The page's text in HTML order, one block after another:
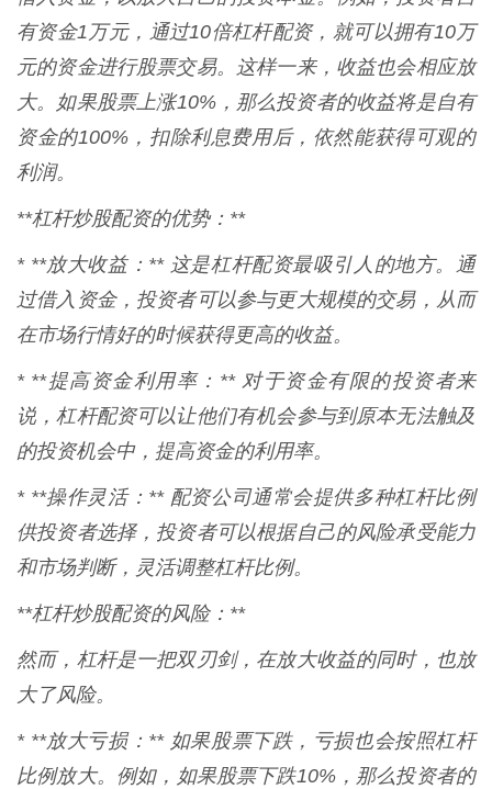
有资金1万元，通过10倍杠杆配资，就可以拥有10万
元的资金进行股票交易。这样一来，收益也会相应放
大。如果股票上涨10%，那么投资者的收益将是自有
资金的100%，扣除利息费用后，依然能获得可观的
利润。
**杠杆炒股配资的优势：**
* **放大收益：** 这是杠杆配资最吸引人的地方。通
过借入资金，投资者可以参与更大规模的交易，从而
在市场行情好的时候获得更高的收益。
* **提高资金利用率：** 对于资金有限的投资者来
说，杠杆配资可以让他们有机会参与到原本无法触及
的投资机会中，提高资金的利用率。
* **操作灵活：** 配资公司通常会提供多种杠杆比例
供投资者选择，投资者可以根据自己的风险承受能力
和市场判断，灵活调整杠杆比例。
**杠杆炒股配资的风险：**
然而，杠杆是一把双刃剑，在放大收益的同时，也放
大了风险。
* **放大亏损：** 如果股票下跌，亏损也会按照杠杆
比例放大。例如，如果股票下跌10%，那么投资者的